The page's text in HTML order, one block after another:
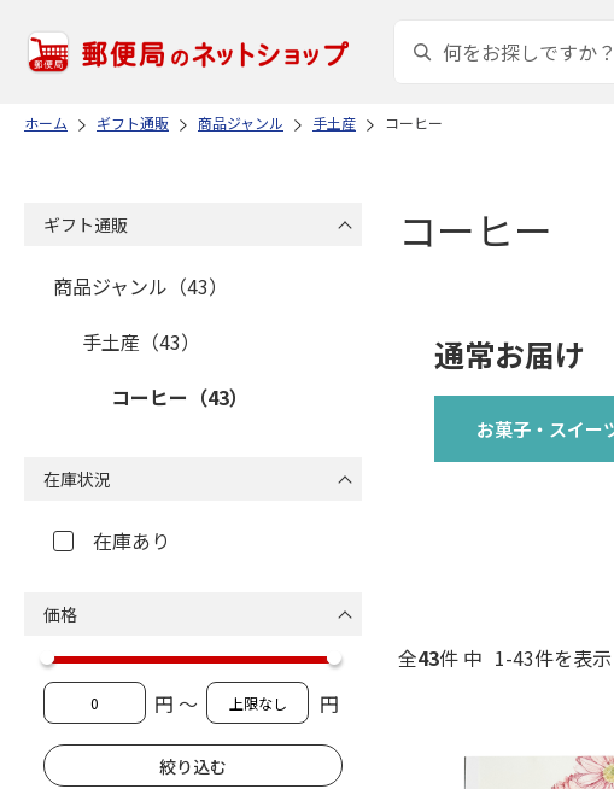
ホーム ギフト通販 商品ジャンル 手土産 コーヒー
コーヒー
通常お届け
お菓子・スイー
全43件 中 1-43件を表示
ギフト通販
商品ジャンル（43）
手土産（43）
コーヒー（43）
在庫状況
在庫あり
価格
円 ～ 円